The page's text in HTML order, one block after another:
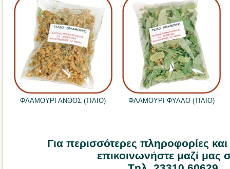
ΦΛΑΜΟΥΡΙ ΑΝΘΟΣ (ΤΙΛΙΟ) ΦΛΑΜΟΥΡΙ ΦΥΛΛΟ (ΤΙΛΙΟ)
Για περισσότερες πληροφορίες
επικοινωνήστε μαζί μας